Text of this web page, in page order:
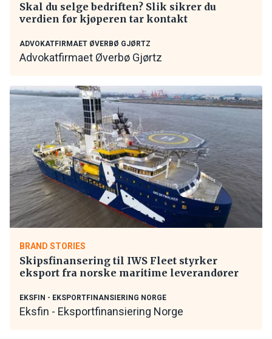
Skal du selge bedriften? Slik sikrer du
verdien før kjøperen tar kontakt
ADVOKATFIRMAET ØVERBØ GJØRTZ
Advokatfirmaet Øverbø Gjørtz
BRAND STORIES
Skipsfinansering til IWS Fleet styrker
eksport fra norske maritime leverandører
EKSFIN - EKSPORTFINANSIERING NORGE
Eksfin - Eksportfinansiering Norge